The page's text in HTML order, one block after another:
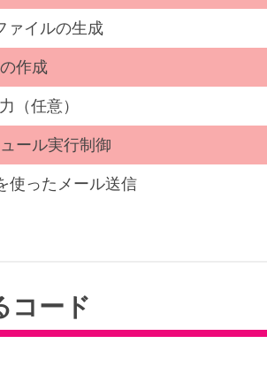
ァイルの生成
作成
（任意）
ール実行制御
使ったメール送信
コード